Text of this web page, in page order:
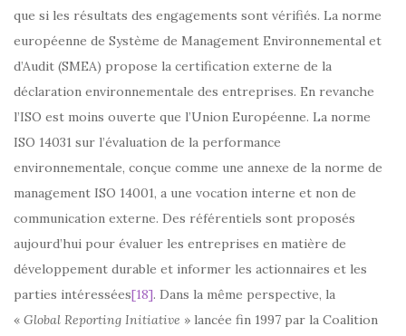
que si les résultats des engagements sont vérifiés. La norme
européenne de Système de Management Environnemental et
d’Audit (SMEA) propose la certification externe de la
déclaration environnementale des entreprises. En revanche
l’ISO est moins ouverte que l’Union Européenne. La norme
ISO 14031 sur l’évaluation de la performance
environnementale, conçue comme une annexe de la norme de
management ISO 14001, a une vocation interne et non de
communication externe. Des référentiels sont proposés
aujourd’hui pour évaluer les entreprises en matière de
développement durable et informer les actionnaires et les
parties intéressées[18]. Dans la même perspective, la
« Global Reporting Initiative » lancée fin 1997 par la Coalition